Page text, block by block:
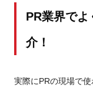
PR業界で
介！
実際にPRの現場で使